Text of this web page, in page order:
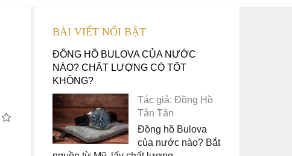
BÀI VIẾT NỔI BẬT
ĐỒNG HỒ BULOVA CỦA NƯỚC
NÀO? CHẤT LƯỢNG CÓ TỐT
KHÔNG?
Tác giả: Đồng Hồ
Tân Tân
Đồng hồ Bulova
của nước nào? Bắt